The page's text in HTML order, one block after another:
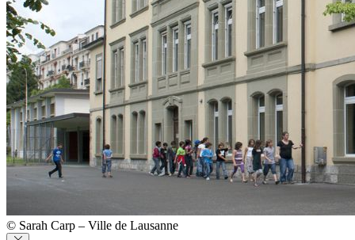
© Sarah Carp – Ville de Lausanne